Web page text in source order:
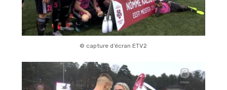
© capture d’écran ETV2